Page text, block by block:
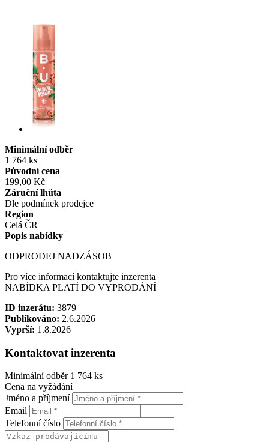
Minimální odběr
1 764 ks
Původní cena
199,00 Kč
Záruční lhůta
Dle podmínek prodejce
Region
Celá ČR
Popis nabídky
ODPRODEJ NADZÁSOB
Pro více informací kontaktujte inzerenta
NABÍDKA PLATÍ DO VYPRODÁNÍ
ID inzerátu: 3879
Publikováno: 2.6.2026
Vyprší: 1.8.2026
Kontaktovat inzerenta
Minimální odběr 1 764 ks
Cena na vyžádání
Jméno a příjmení
Email
Telefonní číslo